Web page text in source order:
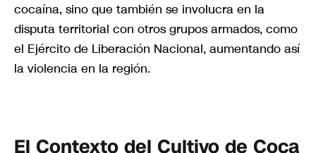
cocaína, sino que también se involucra en la
disputa territorial con otros grupos armados, como
el Ejército de Liberación Nacional, aumentando así
la violencia en la región.
El Contexto del Cultivo de Coca